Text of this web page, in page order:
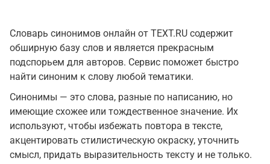
Словарь синонимов онлайн от TEXT.RU содержит
обширную базу слов и является прекрасным
подспорьем для авторов. Сервис поможет быстро
найти синоним к слову любой тематики.
Синонимы — это слова, разные по написанию, но
имеющие схожее или тождественное значение. Их
используют, чтобы избежать повтора в тексте,
акцентировать стилистическую окраску, уточнить
смысл, придать выразительность тексту и не только.